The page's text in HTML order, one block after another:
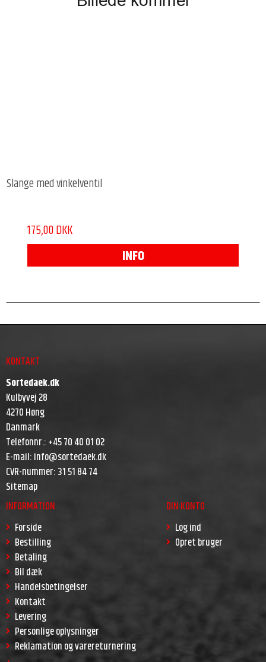
Slange med vinkelventil
175,00 DKK
INFO
KONTAKT
Sortedaek.dk
Kulbyvej 28
4270 Høng
Danmark
Telefonnr.:+45 70 40 01 02
E-mail:info@sortedaek.dk
CVR-nummer:31 51 84 74
Sitemap
INFORMATION
Forside
Bestilling
Betaling
Bil dæk
Handelsbetingelser
Kontakt
Levering
Personlige oplysninger
Reklamation og varereturnering
DIN KONTO
Log ind
Opret bruger